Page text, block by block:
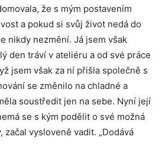
že s mým postavením
a pokud si svůj život nedá do
nikdy nezmění. Já jsem však
den tráví v ateliéru a od své práce
jsem však za ní přišla společně s
se změnilo na chladné a
soustředit jen na sebe. Nyní její
se s kým podělit o své možná
začal vysloveně vadit. „Dodává